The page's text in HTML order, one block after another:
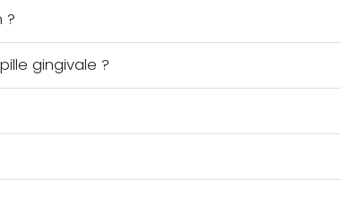
?
gingivale ?